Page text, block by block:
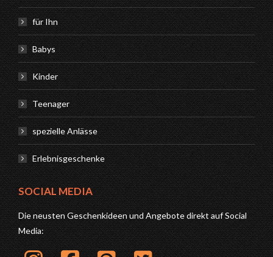
für Ihn
Babys
Kinder
Teenager
spezielle Anlässe
Erlebnisgeschenke
SOCIAL MEDIA
Die neusten Geschenkideen und Angebote direkt auf Social
Media: